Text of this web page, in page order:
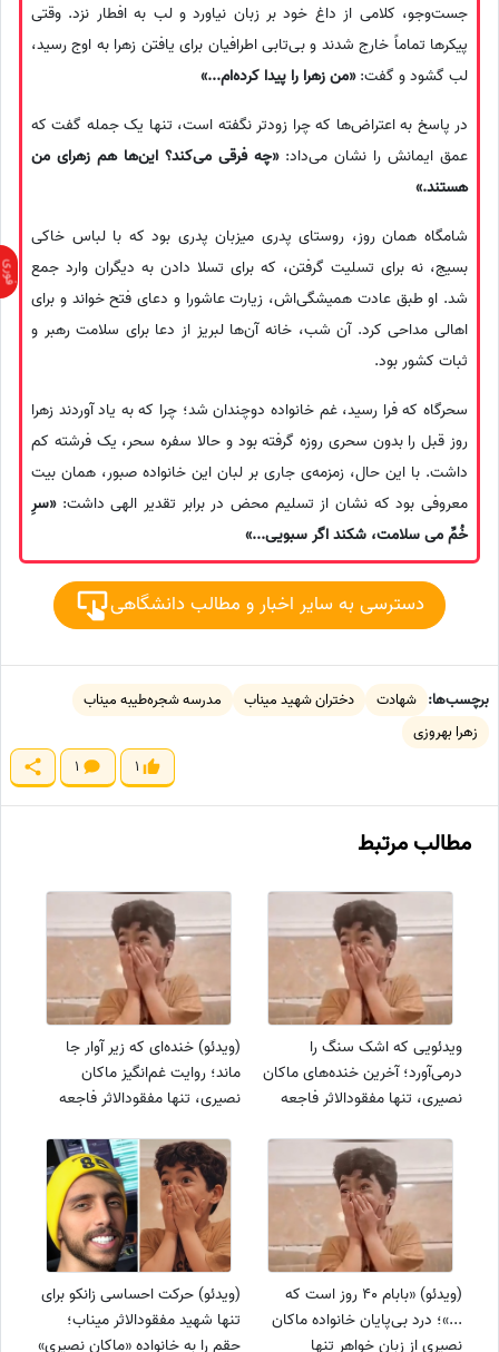
جست‌وجو، کلامی از داغ خود بر زبان نیاورد و لب به افطار نزد. وقتی
پیکرها تماماً خارج شدند و بی‌تابی اطرافیان برای یافتن زهرا به اوج رسید،
لب گشود و گفت:«من زهرا را پیدا کرده‌ام...»
در پاسخ به اعتراض‌ها که چرا زودتر نگفته است، تنها یک جمله گفت که
عمق ایمانش را نشان می‌داد:«چه فرقی می‌کند؟ این‌ها هم زهرای من
هستند.»
شامگاه همان روز، روستای پدری میزبان پدری بود که با لباس خاکی
بسیج، نه برای تسلیت گرفتن، که برای تسلا دادن به دیگران وارد جمع
شد. او طبق عادت همیشگی‌اش، زیارت عاشورا و دعای فتح خواند و برای
اهالی مداحی کرد. آن شب، خانه آن‌ها لبریز از دعا برای سلامت رهبر و
ثبات کشور بود.
سحرگاه که فرا رسید، غم خانواده دوچندان شد؛ چرا که به یاد آوردند زهرا
روز قبل را بدون سحری روزه گرفته بود و حالا سفره سحر، یک فرشته کم
داشت. با این حال، زمزمه‌ی جاری بر لبان این خانواده صبور، همان بیت
معروفی بود که نشان از تسلیم محض در برابر تقدیر الهی داشت:«سرِ
خُمِّ می سلامت، شکند اگر سبویی...»
دسترسی به سایر اخبار و مطالب دانشگاهی
برچسب‌ها: شهادت دختران شهید میناب
مدرسه شجره‌طیبه میناب
زهرا بهروزی
1
1
مطالب مرتبط
ویدئویی که اشک سنگ را
درمی‌آورد؛ آخرین خنده‌های ماکان
نصیری، تنها مفقودالاثر فاجعه
(ویدئو) خنده‌ای که زیر آوار جا
ماند؛ روایت غم‌انگیز ماکان
نصیری، تنها مفقودالاثر فاجعه
(ویدئو) «بابام 40 روز است که
...»؛ درد بی‌پایان خانواده ماکان
نصیری از زبان خواهر تنها
(ویدئو) حرکت احساسی زانکو برای
تنها شهید مفقودالاثر میناب؛
حقم را به خانواده «ماکان نصیری»